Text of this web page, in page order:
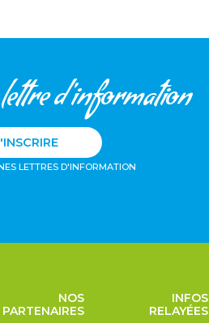
d'information
LETTRES D'INFORMATION
NOS
PARTENAIRES
INFOS
RELAYÉES